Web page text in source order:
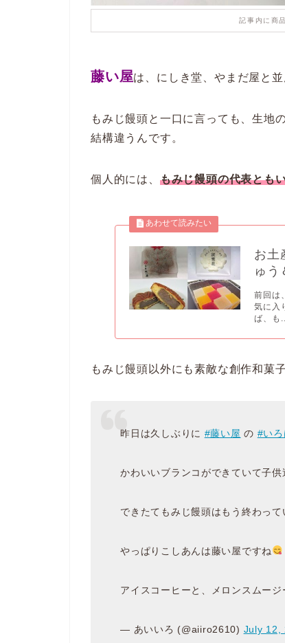
記事内に商
藤い屋は、にしき堂、やまだ屋と
もみじ饅頭と一口に言っても、生地
結構違うんです。
個人的には、 もみじ饅頭の代表とも
お土
ゅう
前回は
気に入
ば、も
もみじ饅頭以外にも素敵な創作和菓
昨日は久しぶりに #藤い屋 の #い
かわいいブランコができていて子供
できたてもみじ饅頭はもう終わっ
やっぱりこしあんは藤い屋ですね
アイスコーヒーと、メロンスムージ
— あいいろ (@aiiro2610) July 12,